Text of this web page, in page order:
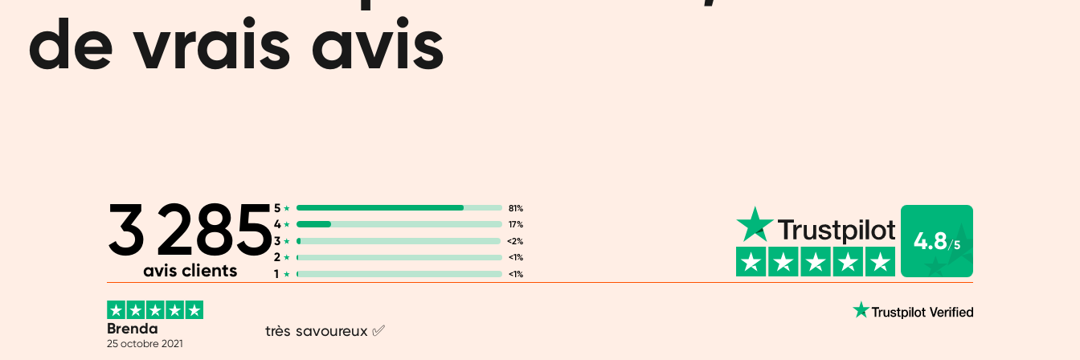
prenez des repas sains et variés. C'est aussi de cette
situation, vous allez suivre un régime. Grâce à nos shakes
diététiques à base de plantes, vous prendrez le problème
à bras-le-corps et de manière responsable. Et avec le
pack minceur, nous pouvons aussi vous offrir un
chances que vous parveniez à vos fins.
de vrais avis
5 81%
4 17%
3 <2%
2 <1%
1 <1%
3 285
avis clients
4.8/5
Brenda
25 octobre 2021
très savoureux ✅